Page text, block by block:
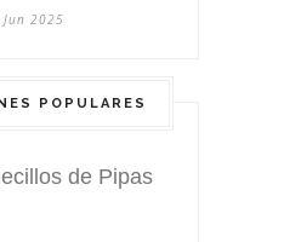
Jun 2025
POPULARES
de Pipas